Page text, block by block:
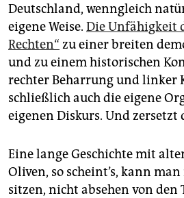
Deutschland, wenngleich
eigene Weise. Die Unfähigkeit
Rechten“ zu einer breiten
und zu einem historischen
rechter Beharrung und linker
schließlich auch die eigene
eigenen Diskurs. Und zersetzt
Eine lange Geschichte mit
Oliven, so scheint’s, kann
sitzen, nicht absehen von den